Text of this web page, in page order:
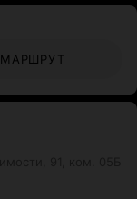
МАРШРУТ